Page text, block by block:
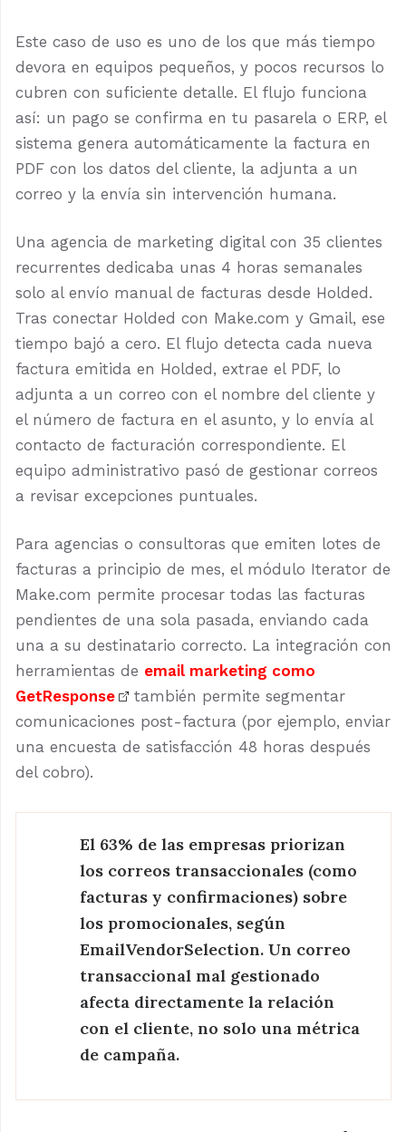
Este caso de uso es uno de los que más tiempo
devora en equipos pequeños, y pocos recursos lo
cubren con suficiente detalle. El flujo funciona
así: un pago se confirma en tu pasarela o ERP, el
sistema genera automáticamente la factura en
PDF con los datos del cliente, la adjunta a un
correo y la envía sin intervención humana.
Una agencia de marketing digital con 35 clientes
recurrentes dedicaba unas 4 horas semanales
solo al envío manual de facturas desde Holded.
Tras conectar Holded con Make.com y Gmail, ese
tiempo bajó a cero. El flujo detecta cada nueva
factura emitida en Holded, extrae el PDF, lo
adjunta a un correo con el nombre del cliente y
el número de factura en el asunto, y lo envía al
contacto de facturación correspondiente. El
equipo administrativo pasó de gestionar correos
a revisar excepciones puntuales.
Para agencias o consultoras que emiten lotes de
facturas a principio de mes, el módulo Iterator de
Make.com permite procesar todas las facturas
pendientes de una sola pasada, enviando cada
una a su destinatario correcto. La integración con
herramientas de email marketing como
GetResponse
también permite segmentar
comunicaciones post-factura (por ejemplo, enviar
una encuesta de satisfacción 48 horas después
del cobro).
El 63% de las empresas priorizan
los correos transaccionales (como
facturas y confirmaciones) sobre
los promocionales, según
EmailVendorSelection. Un correo
transaccional mal gestionado
afecta directamente la relación
con el cliente, no solo una métrica
de campaña.